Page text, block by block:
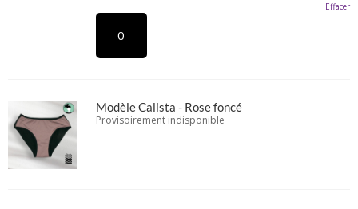
Effacer
quantité
menstruelle
agrafes
Silvia
Modèle Calista - Rose foncé
Provisoirement indisponible